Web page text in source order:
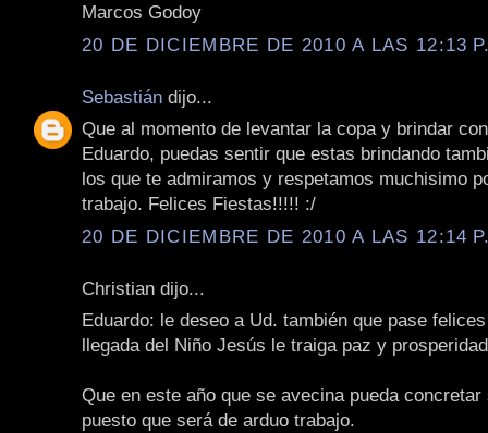
Marcos Godoy
20 DE DICIEMBRE DE 2010 A LAS 12:13
Sebastián dijo...
Que al momento de levantar la copa y brindar
Eduardo, puedas sentir que estas brindando
los que te admiramos y respetamos muchisimo
trabajo. Felices Fiestas!!!!! :/
20 DE DICIEMBRE DE 2010 A LAS 12:14
Christian dijo...
Eduardo: le deseo a Ud. también que pase
llegada del Niño Jesús le traiga paz y
Que en este año que se avecina pueda
puesto que será de arduo trabajo.